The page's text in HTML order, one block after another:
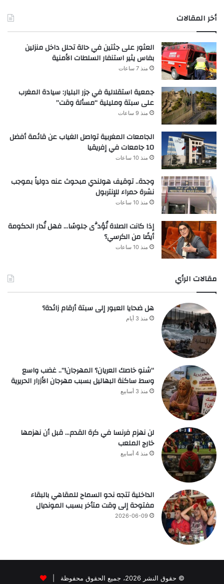
أخر المقالات
العثور على جثتين في حالة تحلل داخل منزلين
بفاس يثير استنفار السلطات الأمنية
منذ 7 ساعات
جمعية استقلالية في جزر البليار: سيادة المغرب
على سبتة ومليلية “مسألة وقت”
منذ 9 ساعات
الجامعات المغربية تواصل الغياب عن قائمة أفضل
10 جامعات في إفريقيا
منذ 10 ساعات
وجدة.. توقيف هولندي مبحوث عنه دولياً بموجب
نشرة حمراء للإنتربول
منذ 10 ساعات
إذا كانت الصلاة تُؤدَّى جلوسًا… فهل تُدار الحكومة
أيضًا من الكرسي؟
منذ 10 ساعات
مقالات الرأي
هل ضحايا العبور إلى سبتة أرقام زائدة؟
منذ 3 أيام
“شنو خاصك العريان؟ المهرجان!”.. غضب واسع
وسط ساكنة البهاليل بسبب مهرجان الأزرار الحريرية
منذ 3 أسابيع
لن نهزم فرنسا في كرة القدم… قبل أن نهزمها
خارج الملعب
منذ 4 أسابيع
الداخلية تتجه نحو السماح للمقاهي بالبقاء
مفتوحة إلى وقت متأخر بسبب المونديال
2026-06-09
© حقوق النشر 2026، جميع الحقوق محفوظة |